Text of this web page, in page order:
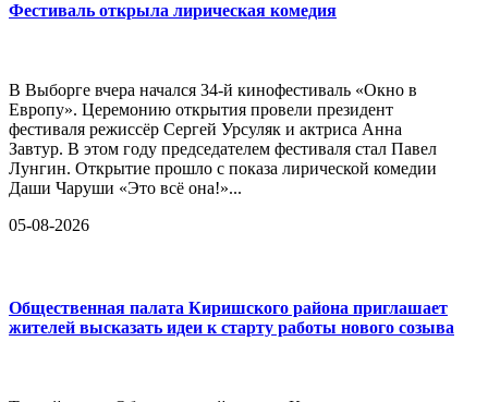
Фестиваль открыла лирическая комедия
В Выборге вчера начался 34-й кинофестиваль «Окно в
Европу». Церемонию открытия провели президент
фестиваля режиссёр Сергей Урсуляк и актриса Анна
Завтур. В этом году председателем фестиваля стал Павел
Лунгин. Открытие прошло с показа лирической комедии
Даши Чаруши «Это всё она!»...
05-08-2026
Общественная палата Киришского района приглашает
жителей высказать идеи к старту работы нового созыва